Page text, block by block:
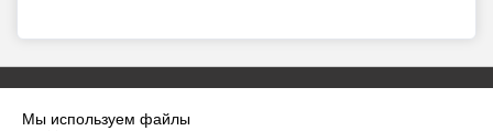
Мы используем файлы